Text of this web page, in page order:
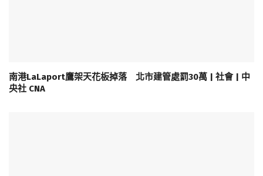
南港LaLaport鷹架天花板掉落 北市建管處罰30萬 | 社會 | 中
央社 CNA